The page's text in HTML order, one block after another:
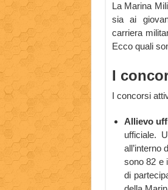
La Marina
sia ai
carriera
Ecco quali
I
I concorsi
Allievo
ufficiale.
all’interno
sono 82 e
di